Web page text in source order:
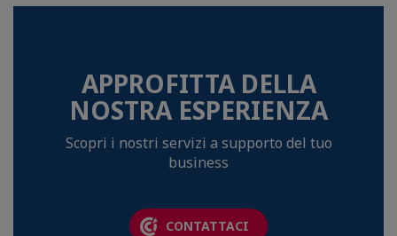
APPROFITTA DELLA
NOSTRA ESPERIENZA
Scopri i nostri servizi a supporto del tuo
business
CONTATTACI